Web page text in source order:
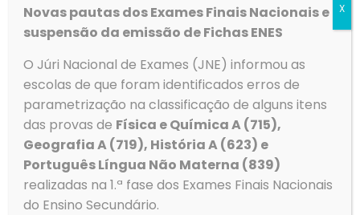
Contactos
Novas pautas dos Exames Finais Nacionais e
suspensão da emissão de Fichas ENES
O Júri Nacional de Exames (JNE) informou as
escolas de que foram identificados erros de
parametrização na classificação de alguns itens
das provas de Física e Química A (715),
Geografia A (719), História A (623) e
Português Língua Não Materna (839)
realizadas na 1.ª fase dos Exames Finais Nacionais
do Ensino Secundário.
X